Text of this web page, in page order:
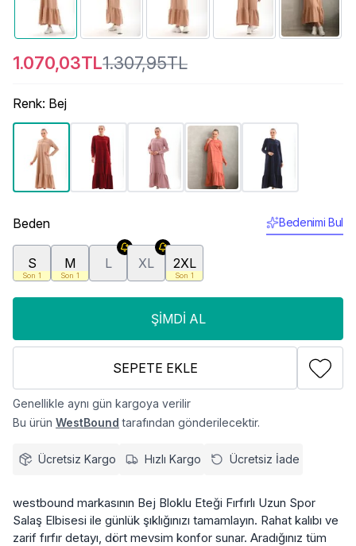
1.070,03TL1.307,95TL
Renk: Bej
Beden Bedenimi Bul
Son 1
S
Son 1
M L XL
Son 1
2XL
ŞIMDI AL
SEPETE EKLE
Genellikle aynı gün kargoya verilir
Bu ürün WestBound tarafından gönderilecektir.
Ücretsiz Kargo Hızlı Kargo Ücretsiz İade
westbound markasının Bej Bloklu Eteği Fırfırlı Uzun Spor
Salaş Elbisesi ile günlük şıklığınızı tamamlayın. Rahat kalıbı ve
zarif fırfır detayı, dört mevsim konfor sunar. Aradığınız tüm